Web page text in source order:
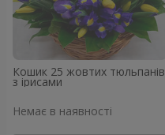
Кошик 25 жовтих тюльпанів
з ірисами
Немає в наявності